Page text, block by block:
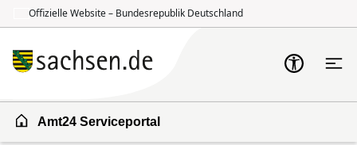
Offizielle Website – Bundesrepublik Deutschland
Amt24 Serviceportal